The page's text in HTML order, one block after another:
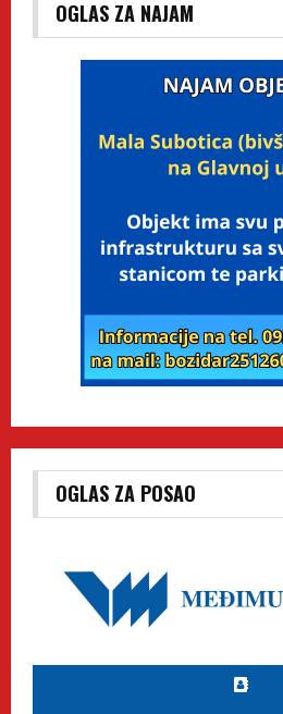
OGLAS ZA NAJAM
OGLAS ZA POSAO